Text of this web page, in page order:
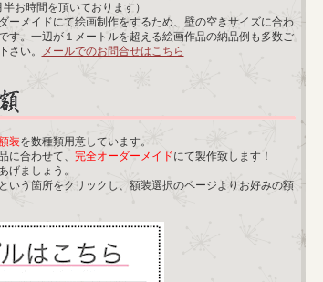
お時間を頂いております）
ーメイドにて絵画制作をするため、壁の空きサイズに合わ
す。一辺が１メートルを超える絵画作品の納品例も多数ご
さい。
メールでのお問合せはこちら
装を数種類用意しています。
に合わせて、 完全オーダーメイドにて製作致します！
げましょう。
いう箇所をクリックし、額装選択のページよりお好みの額